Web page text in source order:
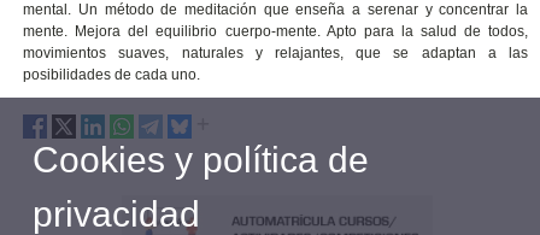
mental. Un método de meditación que enseña a serenar y concentrar la
mente. Mejora del equilibrio cuerpo-mente. Apto para la salud de todos,
movimientos suaves, naturales y relajantes, que se adaptan a las
posibilidades de cada uno.
Cookies y política de
privacidad